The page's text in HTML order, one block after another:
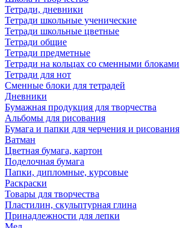
Тетради, дневники
Тетради школьные ученические
Тетради школьные цветные
Тетради общие
Тетради предметные
Тетради на кольцах со сменными блоками
Тетради для нот
Сменные блоки для тетрадей
Дневники
Бумажная продукция для творчества
Альбомы для рисования
Бумага и папки для черчения и рисования
Ватман
Цветная бумага, картон
Поделочная бумага
Папки, дипломные, курсовые
Раскраски
Товары для творчества
Пластилин, скульптурная глина
Принадлежности для лепки